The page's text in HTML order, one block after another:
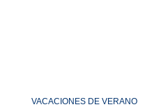
VACACIONES DE VERANO